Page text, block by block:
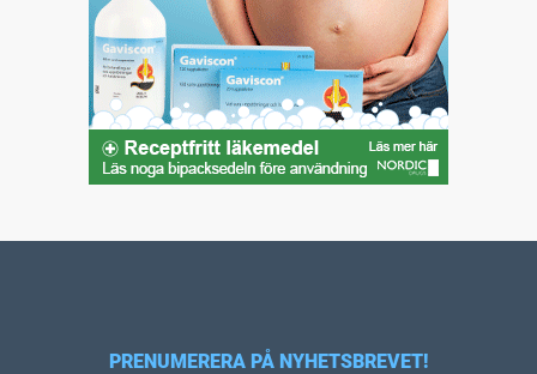
PRENUMERERA PÅ NYHETSBREVET!